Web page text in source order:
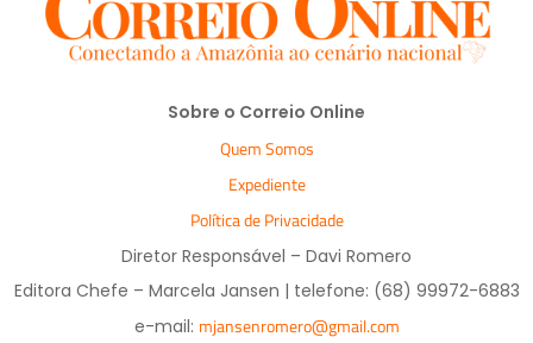
Sobre o Correio Online
Quem Somos
Expediente
Política de Privacidade
Diretor Responsável – Davi Romero
Editora Chefe – Marcela Jansen | telefone: (68) 99972-6883
e-mail: mjansenromero@gmail.com